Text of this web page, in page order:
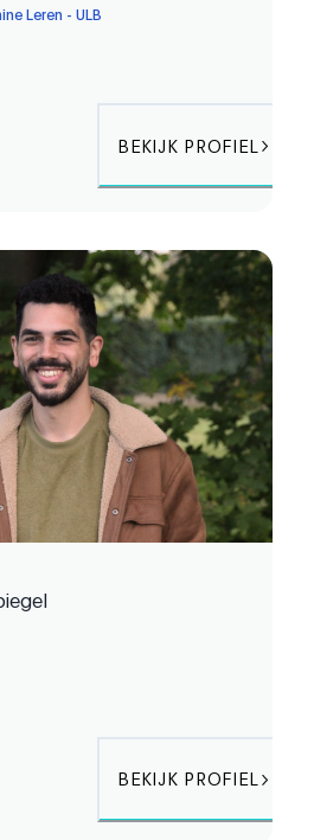
Leren - ULB
BEKIJK PROFIEL
BEKIJK PROFIEL